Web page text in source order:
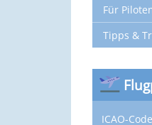
Für
Tipps &
ICAO-